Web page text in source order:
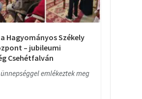
Hagyományos Székely
– jubileumi
Csehétfalván
emlékeztek meg